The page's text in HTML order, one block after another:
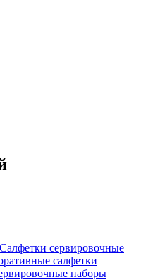
Салфетки сервировочные
салфетки
наборы